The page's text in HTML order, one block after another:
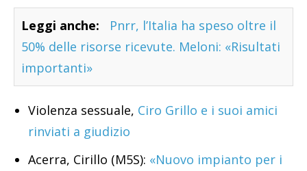
Leggi anche:
Pnrr, l’Italia ha speso oltre il
50% delle risorse ricevute. Meloni: «Risultati
importanti»
Violenza sessuale, Ciro Grillo e i suoi amici
rinviati a giudizio
Acerra, Cirillo (M5S): «Nuovo impianto per i